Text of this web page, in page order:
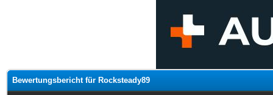
Bewertungsbericht für Rocksteady89